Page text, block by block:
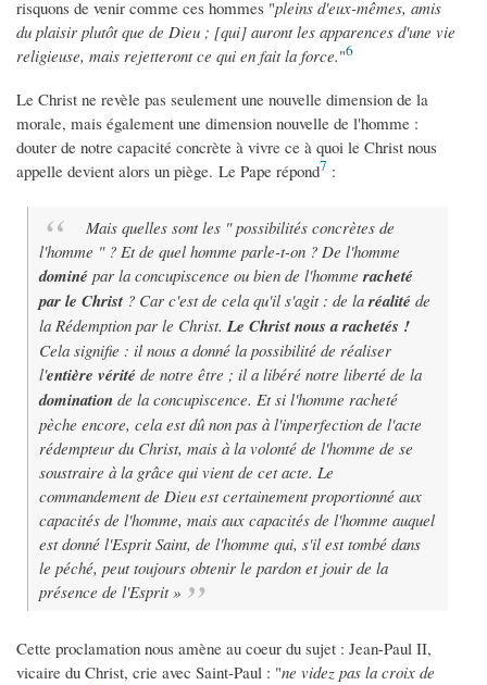
risquons de venir comme ces hommes "pleins d'eux-mêmes, amis
du plaisir plutôt que de Dieu ; [qui] auront les apparences d'une vie
religieuse, mais rejetteront ce qui en fait la force."6
Le Christ ne revèle pas seulement une nouvelle dimension de la
morale, mais également une dimension nouvelle de l'homme :
douter de notre capacité concrète à vivre ce à quoi le Christ nous
appelle devient alors un piège. Le Pape répond7 :
Mais quelles sont les " possibilités concrètes de
l'homme " ? Et de quel homme parle-t-on ? De l'homme
dominé par la concupiscence ou bien de l'homme racheté
par le Christ ? Car c'est de cela qu'il s'agit : de la réalité de
la Rédemption par le Christ. Le Christ nous a rachetés !
Cela signifie : il nous a donné la possibilité de réaliser
l'entière vérité de notre être ; il a libéré notre liberté de la
domination de la concupiscence. Et si l'homme racheté
pèche encore, cela est dû non pas à l'imperfection de l'acte
rédempteur du Christ, mais à la volonté de l'homme de se
soustraire à la grâce qui vient de cet acte. Le
commandement de Dieu est certainement proportionné aux
capacités de l'homme, mais aux capacités de l'homme auquel
est donné l'Esprit Saint, de l'homme qui, s'il est tombé dans
le péché, peut toujours obtenir le pardon et jouir de la
présence de l'Esprit »
Cette proclamation nous amène au coeur du sujet : Jean-Paul II,
vicaire du Christ, crie avec Saint-Paul : "ne videz pas la croix de